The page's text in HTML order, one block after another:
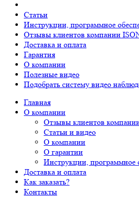
Статьи
Инструкции, программное
Отзывы клиентов компании
Доставка и оплата
Гарантия
О компании
Полезные видео
Подобрать систему видео
Главная
О компании
Отзывы клиентов
Статьи и видео
О компании
О гарантии
Инструкции, программное
Доставка и оплата
Как заказать?
Контакты